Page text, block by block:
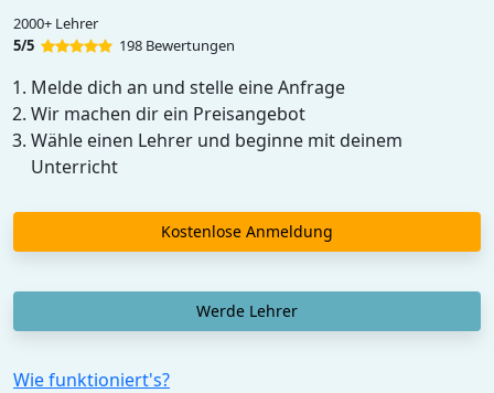
2000+ Lehrer
5/5
198 Bewertungen
Melde dich an und stelle eine Anfrage
Wir machen dir ein Preisangebot
Wähle einen Lehrer und beginne mit deinem
Unterricht
Kostenlose Anmeldung
Werde Lehrer
Wie funktioniert's?